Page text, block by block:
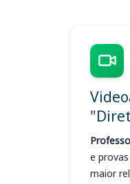
e
maior